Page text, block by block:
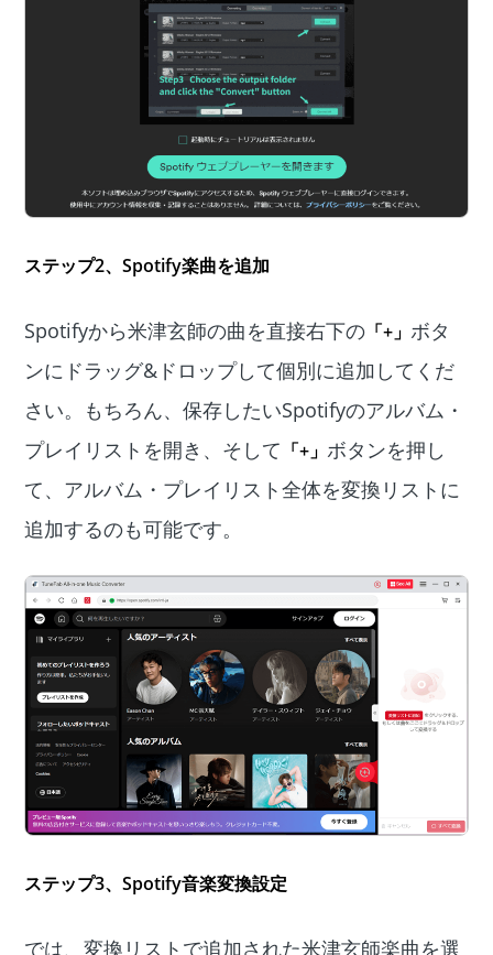
ステップ2、Spotify楽曲を追加
Spotifyから米津玄師の曲を直接右下の 「+」 ボタ
ンにドラッグ&ドロップして個別に追加してくだ
さい。もちろん、保存したいSpotifyのアルバム・
プレイリストを開き、そして 「+」 ボタンを押し
て、アルバム・プレイリスト全体を変換リストに
追加するのも可能です。
ステップ3、Spotify音楽変換設定
では、変換リストで追加された米津玄師楽曲を選